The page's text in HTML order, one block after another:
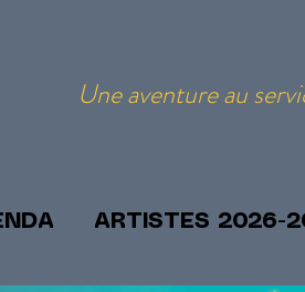
Une aventure au
ARTISTES 2026-